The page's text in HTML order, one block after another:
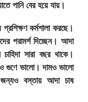
পানি বের হয়ে যায়।
প্রশিক্ষণ কর্মশালা করছে।
পরামর্শ দিচ্ছেন। আদা
সারা বছর থাকে।
গুণে ভালো। দামও ভালো
বস্তায় আদা চাষ